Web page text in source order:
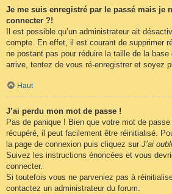
Je me suis enregistré par le passé mais je
connecter ?!
Il est possible qu’un administrateur ait
compte. En effet, il est courant de supprimer
ne postant pas pour réduire la taille de la
arrive, tentez de vous ré-enregistrer et soyez
Haut
J’ai perdu mon mot de passe !
Pas de panique ! Bien que votre mot de
récupéré, il peut facilement être réinitialisé.
la page de connexion puis cliquez sur J’ai
Suivez les instructions énoncées et vous
connecter.
Si toutefois vous ne parveniez pas à
contactez un administrateur du forum.